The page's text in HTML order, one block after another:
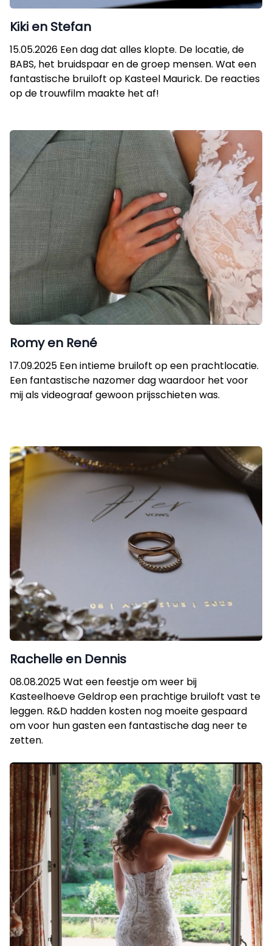
Kiki en Stefan
15.05.2026 Een dag dat alles klopte. De locatie, de
BABS, het bruidspaar en de groep mensen. Wat een
fantastische bruiloft op Kasteel Maurick. De reacties
op de trouwfilm maakte het af!
Romy en René
17.09.2025 Een intieme bruiloft op een prachtlocatie.
Een fantastische nazomer dag waardoor het voor
mij als videograaf gewoon prijsschieten was.
Rachelle en Dennis
08.08.2025 Wat een feestje om weer bij
Kasteelhoeve Geldrop een prachtige bruiloft vast te
leggen. R&D hadden kosten nog moeite gespaard
om voor hun gasten een fantastische dag neer te
zetten.